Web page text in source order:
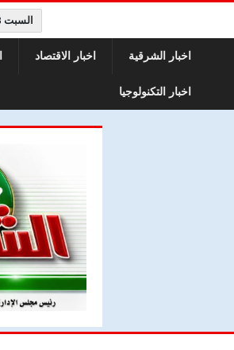
السبت 8 اغسطس 2026 الساعة 06:34 ص
اخبار الشرقية اخبار الاقتصاد
اخبار التكنولوجيا